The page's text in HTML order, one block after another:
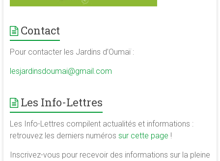
et
des
ressources
Contact
Pour contacter les Jardins d’Oumaï :
lesjardinsdoumai@gmail.com
Les Info-Lettres
Les Info-Lettres compilent actualités et informations :
retrouvez les derniers numéros sur cette page !
Inscrivez-vous pour recevoir des informations sur la pleine